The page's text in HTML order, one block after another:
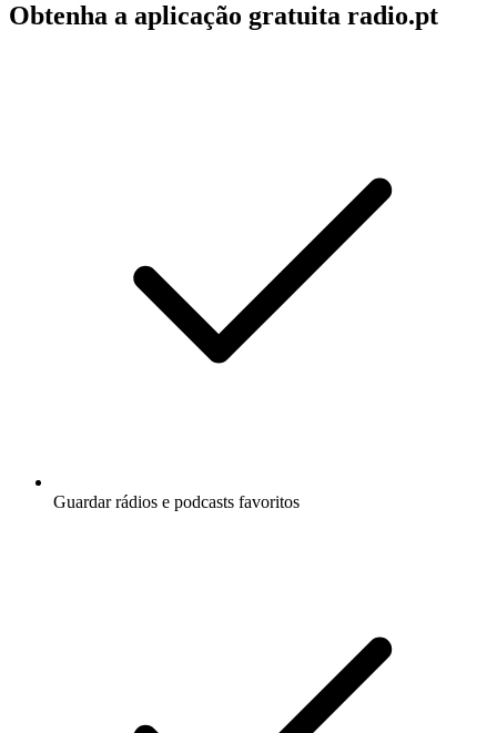
Obtenha a aplicação gratuita radio.pt
Guardar rádios e podcasts favoritos